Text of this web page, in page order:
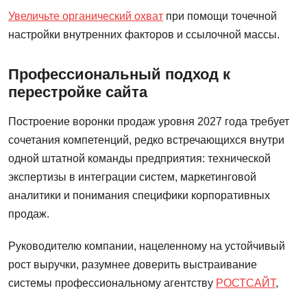
Увеличьте органический охват при помощи точечной
настройки внутренних факторов и ссылочной массы.
Профессиональный подход к
перестройке сайта
Построение воронки продаж уровня 2027 года требует
сочетания компетенций, редко встречающихся внутри
одной штатной команды предприятия: технической
экспертизы в интеграции систем, маркетинговой
аналитики и понимания специфики корпоративных
продаж.
Руководителю компании, нацеленному на устойчивый
рост выручки, разумнее доверить выстраивание
системы профессиональному агентству РОСТСАЙТ,